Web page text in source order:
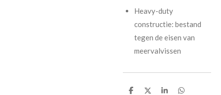
Heavy-duty
constructie: bestand
tegen de eisen van
meervalvissen
D D S D